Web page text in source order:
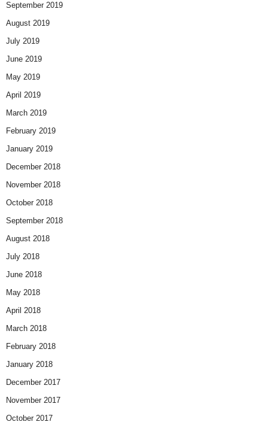
September 2019
August 2019
July 2019
June 2019
May 2019
April 2019
March 2019
February 2019
January 2019
December 2018
November 2018
October 2018
September 2018
August 2018
July 2018
June 2018
May 2018
April 2018
March 2018
February 2018
January 2018
December 2017
November 2017
October 2017